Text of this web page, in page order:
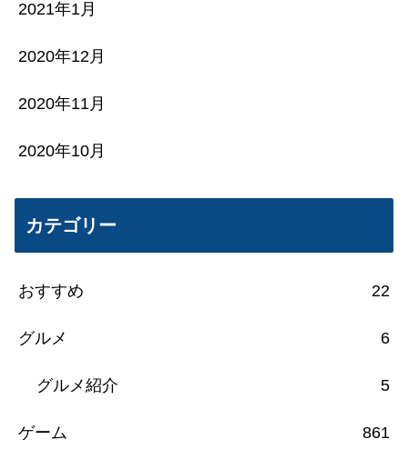
2021年1月
2020年12月
2020年11月
2020年10月
カテゴリー
おすすめ 22
グルメ 6
グルメ紹介 5
ゲーム 861